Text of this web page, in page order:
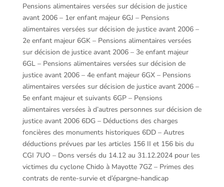
Pensions alimentaires versées sur décision de justice
avant 2006 – 1er enfant majeur 6GJ – Pensions
alimentaires versées sur décision de justice avant 2006 –
2e enfant majeur 6GK – Pensions alimentaires versées
sur décision de justice avant 2006 – 3e enfant majeur
6GL – Pensions alimentaires versées sur décision de
justice avant 2006 – 4e enfant majeur 6GX – Pensions
alimentaires versées sur décision de justice avant 2006 –
5e enfant majeur et suivants 6GP – Pensions
alimentaires versées à d’autres personnes sur décision de
justice avant 2006 6DG – Déductions des charges
foncières des monuments historiques 6DD – Autres
déductions prévues par les articles 156 II et 156 bis du
CGI 7UO – Dons versés du 14.12 au 31.12.2024 pour les
victimes du cyclone Chido à Mayotte 7GZ – Primes des
contrats de rente-survie et d’épargne-handicap